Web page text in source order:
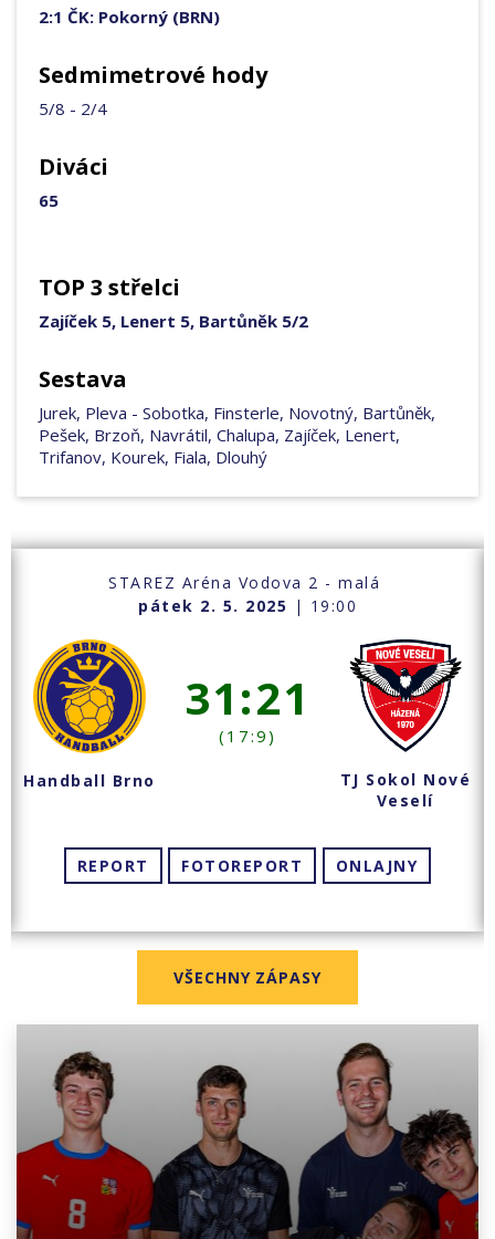
2:1 ČK: Pokorný (BRN)
Sedmimetrové hody
5/8 - 2/4
Diváci
65
TOP 3 střelci
Zajíček 5, Lenert 5, Bartůněk 5/2
Sestava
Jurek, Pleva - Sobotka, Finsterle, Novotný, Bartůněk,
Pešek, Brzoň, Navrátil, Chalupa, Zajíček, Lenert,
Trifanov, Kourek, Fiala, Dlouhý
STAREZ Aréna Vodova 2 - malá
pátek 2. 5. 2025 | 19:00
Handball Brno
31:21
(17:9)
TJ Sokol Nové
Veselí
REPORT FOTOREPORT ONLAJNY
VŠECHNY ZÁPASY